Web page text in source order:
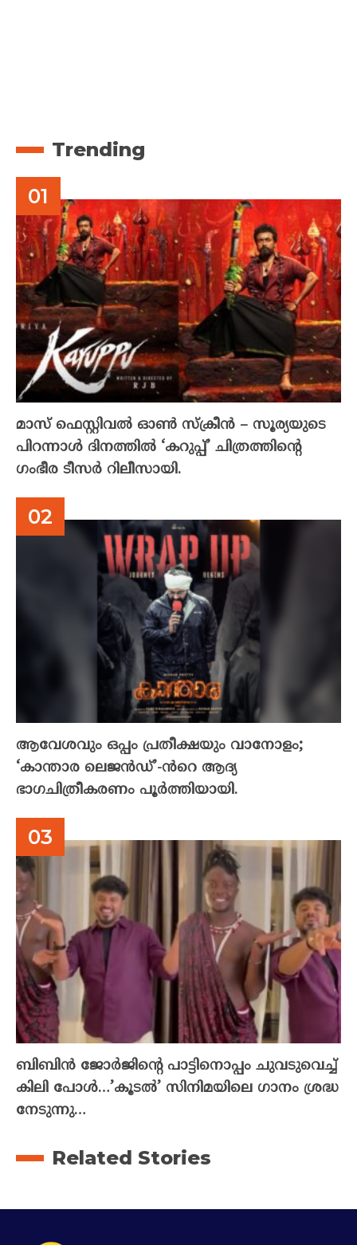
Trending
മാസ് ഫെസ്റ്റിവൽ ഓൺ സ്‌ക്രീൻ – സൂര്യയുടെ
പിറന്നാൾ ദിനത്തിൽ ‘കറുപ്പ്’ ചിത്രത്തിന്റെ
ഗംഭീര ടീസർ റിലീസായി.
ആവേശവും ഒപ്പം പ്രതീക്ഷയും വാനോളം;
‘കാന്താര ലെജൻഡ്’-ൻറെ ആദ്യ
ഭാഗചിത്രീകരണം പൂർത്തിയായി.
ബിബിൻ ജോർജിന്റെ പാട്ടിനൊപ്പം ചുവടുവെച്ച്
കിലി പോൾ…’കൂടൽ’ സിനിമയിലെ ഗാനം ശ്രദ്ധ
നേടുന്നു…
Related Stories